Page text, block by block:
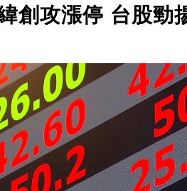
創攻漲停 台股勁